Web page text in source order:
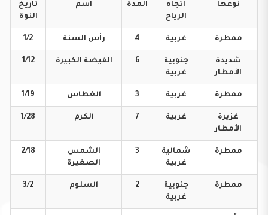
نوعها
اتجاه
الرياح
المدة اسم
تاريخ
النوة
ممطرة غربية 4 رأس السنة 1/2
شديدة
الأمطار
جنوبية
غربية
6 الفيضة الكبيرة 1/12
ممطرة غربية 3 الغطاس 1/19
غزيرة
الأمطار
غربية 7 الكرم 1/28
ممطرة
شمالية
غربية
3
الشمس
الصغيرة
2/18
ممطرة
جنوبية
غربية
2 السلوم 3/2